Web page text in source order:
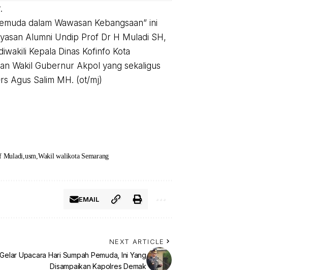
dalam Wawasan Kebangsaan” ini
Alumni Undip Prof Dr H Muladi SH,
Kepala Dinas Kofinfo Kota
Wakil Gubernur Akpol yang sekaligus
Agus Salim MH. (ot/mj)
Muladi usm Wakil walikota Semarang
EMAIL
NEXT ARTICLE
Gelar Upacara Hari Sumpah Pemuda, Ini Yang
Disampaikan Kapolres Demak